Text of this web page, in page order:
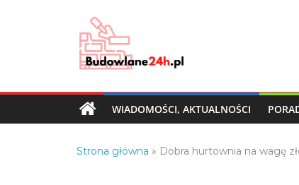
Budowlane24h.pl
portal
budowlany
Porady
WIADOMOŚCI, AKTUALNOŚCI
Strona główna » Dobra hurtownia na wagę